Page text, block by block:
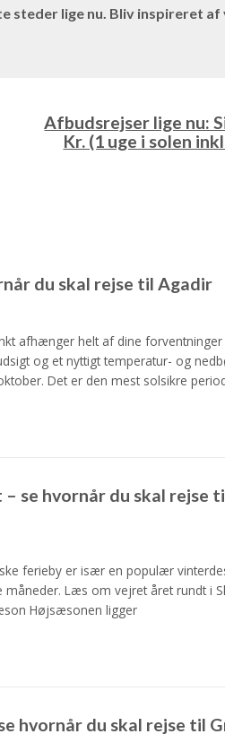
steder lige nu. Bliv inspireret
Afbudsrejser lige nu:
Kr. (1 uge i solen
du skal rejse til Agadir
afhænger helt af dine
og et nyttigt temperatur- og
Det er den mest solsikre
se hvornår du skal rejse
ferieby er især en populær
Læs om vejret året rundt i
Højsæsonen ligger
hvornår du skal rejse til